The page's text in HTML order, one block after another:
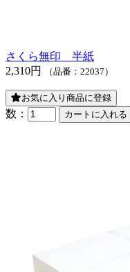
さくら無印 半紙
2,310円
（品番：22037）
お気に入り商品に登録
数：